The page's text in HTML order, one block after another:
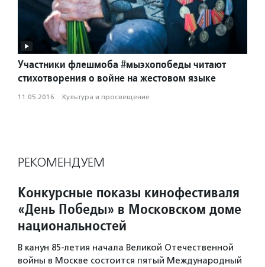
Участники флешмоба #мыэхопобеды читают
стихотворения о войне на жестовом языке
11.05.2016 · Культура и просвещение
РЕКОМЕНДУЕМ
Конкурсные показы кинофестиваля
«День Победы» в Московском доме
национальностей
В канун 85-летия начала Великой Отечественной
войны в Москве состоится пятый Международный